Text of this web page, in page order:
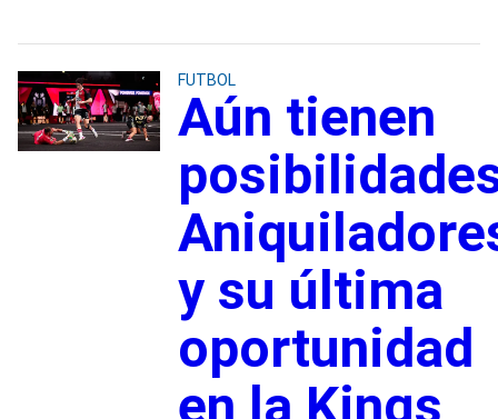
FUTBOL
Aún tienen
y su última
oportunidad
en la Kings